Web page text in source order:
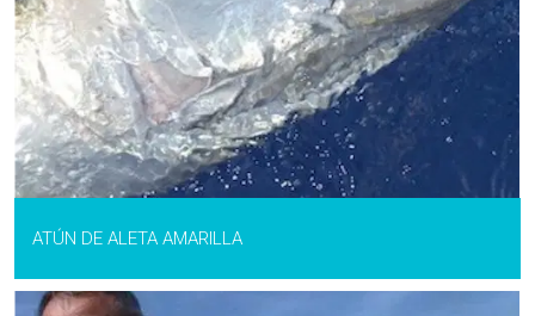
ATÚN DE ALETA AMARILLA